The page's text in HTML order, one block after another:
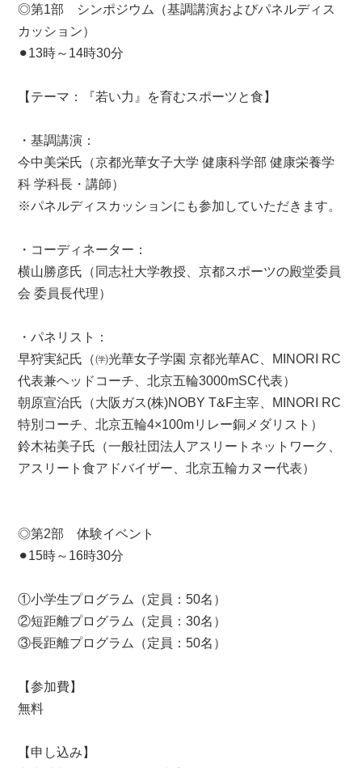
◎第1部 シンポジウム（基調講演およびパネルディス
カッション）
⚫︎13時～14時30分
【テーマ：『若い力』を育むスポーツと食】
・基調講演：
今中美栄氏（京都光華女子大学 健康科学部 健康栄養学
科 学科長・講師）
※パネルディスカッションにも参加していただきます。
・コーディネーター：
横山勝彦氏（同志社大学教授、京都スポーツの殿堂委員
会 委員長代理）
・パネリスト：
早狩実紀氏（㈻光華女子学園 京都光華AC、MINORI RC
代表兼ヘッドコーチ、北京五輪3000mSC代表）
朝原宣治氏（大阪ガス(株)NOBY T&F主宰、MINORI RC
特別コーチ、北京五輪4×100mリレー銅メダリスト）
鈴木祐美子氏（一般社団法人アスリートネットワーク、
アスリート食アドバイザー、北京五輪カヌー代表）
◎第2部 体験イベント
⚫︎15時～16時30分
①小学生プログラム（定員：50名）
②短距離プログラム（定員：30名）
③長距離プログラム（定員：50名）
【参加費】
無料
【申し込み】